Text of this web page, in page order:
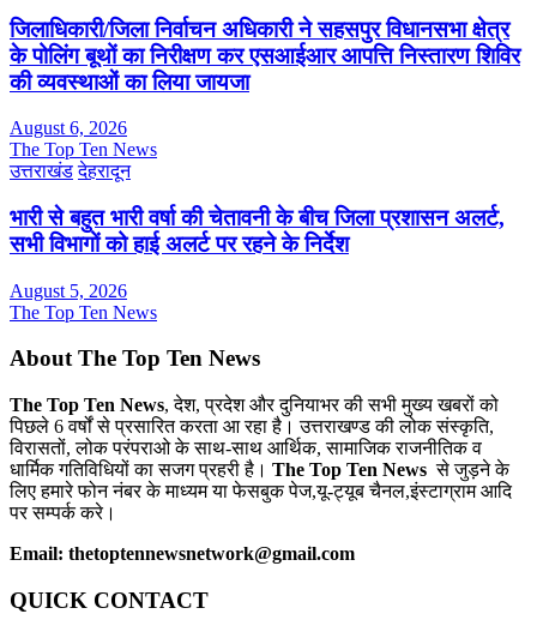
जिलाधिकारी/जिला निर्वाचन अधिकारी ने सहसपुर विधानसभा क्षेत्र
के पोलिंग बूथों का निरीक्षण कर एसआईआर आपत्ति निस्तारण शिविर
की व्यवस्थाओं का लिया जायजा
August 6, 2026
The Top Ten News
उत्तराखंड देहरादून
भारी से बहुत भारी वर्षा की चेतावनी के बीच जिला प्रशासन अलर्ट,
सभी विभागों को हाई अलर्ट पर रहने के निर्देश
August 5, 2026
The Top Ten News
About The Top Ten News
The Top Ten News, देश, प्रदेश और दुनियाभर की सभी मुख्य खबरों को
पिछले 6 वर्षों से प्रसारित करता आ रहा है। उत्तराखण्ड की लोक संस्कृति,
विरासतों, लोक परंपराओ के साथ-साथ आर्थिक, सामाजिक राजनीतिक व
धार्मिक गतिविधियों का सजग प्रहरी है। The Top Ten News से जुड़ने के
लिए हमारे फोन नंबर के माध्यम या फेसबुक पेज,यू-ट्यूब चैनल,इंस्टाग्राम आदि
पर सम्पर्क करे।
Email: thetoptennewsnetwork@gmail.com
QUICK CONTACT